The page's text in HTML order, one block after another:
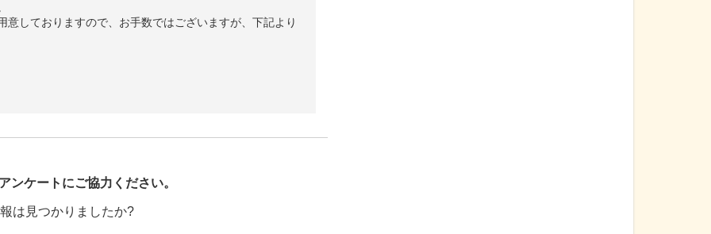
しておりますので、お手数ではございますが、下記より
ンケートにご協力ください。
は見つかりましたか?